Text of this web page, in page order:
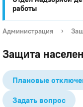
работы
Администрация ›
Защита
Плановые
Задать вопрос